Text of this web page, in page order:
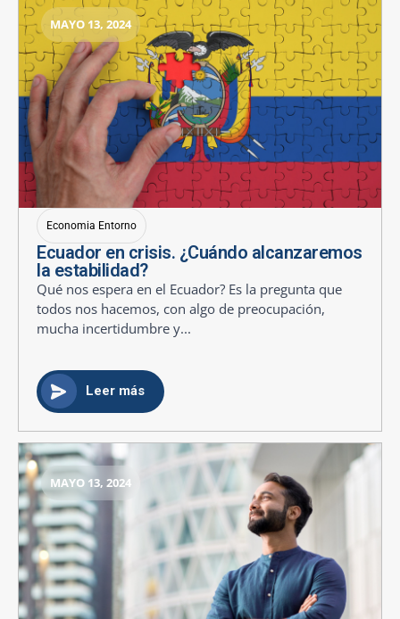
MAYO 13, 2024
Economia Entorno
Ecuador en crisis. ¿Cuándo alcanzaremos
la estabilidad?
Qué nos espera en el Ecuador? Es la pregunta que
todos nos hacemos, con algo de preocupación,
mucha incertidumbre y...
Leer más
MAYO 13, 2024